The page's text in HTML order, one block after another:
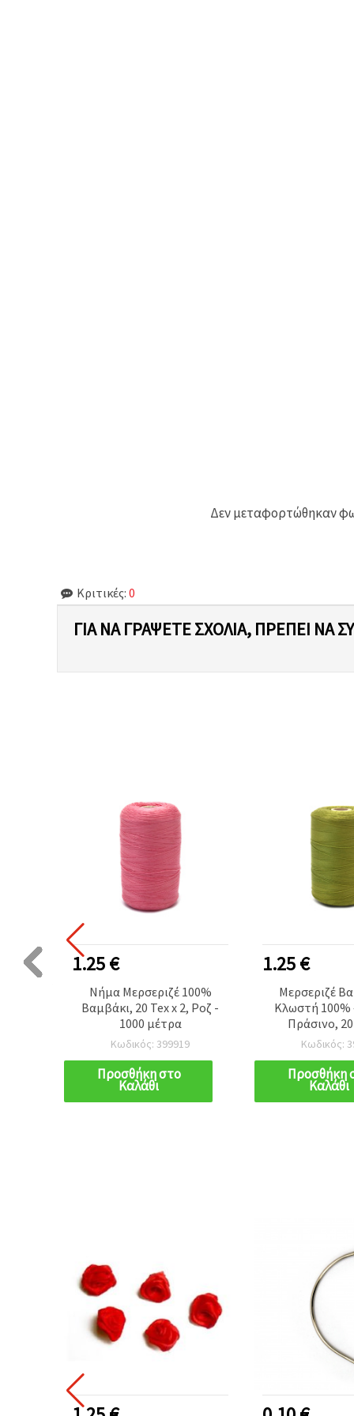
Δεν μεταφορτώθηκαν
Κριτικές: 0
ΓΙΑ ΝΑ ΓΡΆΨΕΤΕ ΣΧΌΛΙΑ, ΠΡΈΠΕΙ ΝΑ
1.25 €
Νήμα Μερσεριζέ 100%
Βαμβάκι, 20 Tex x 2, Ροζ -
1000 μέτρα
Κωδικός: 399919
Προσθήκη στο
Καλάθι
1.25 €
Μερσεριζέ
Κλωστή 100%
Πράσινο,
Ανθεκτική
Ραπτικής,
Κωδικός:
Προσθήκη
Καλάθι